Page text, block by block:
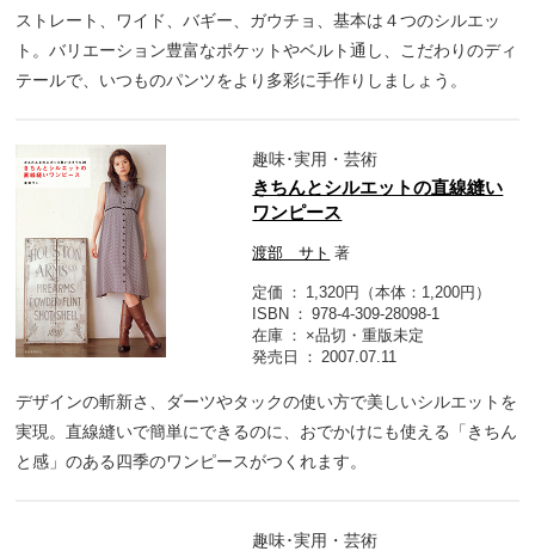
ストレート、ワイド、バギー、ガウチョ、基本は４つのシルエッ
ト。バリエーション豊富なポケットやベルト通し、こだわりのディ
テールで、いつものパンツをより多彩に手作りしましょう。
趣味･実用・芸術
きちんとシルエットの直線縫い
ワンピース
渡部 サト 著
定価
1,320円（本体：1,200円）
ISBN
978-4-309-28098-1
在庫
×品切・重版未定
発売日
2007.07.11
デザインの斬新さ、ダーツやタックの使い方で美しいシルエットを
実現。直線縫いで簡単にできるのに、おでかけにも使える「きちん
と感」のある四季のワンピースがつくれます。
趣味･実用・芸術